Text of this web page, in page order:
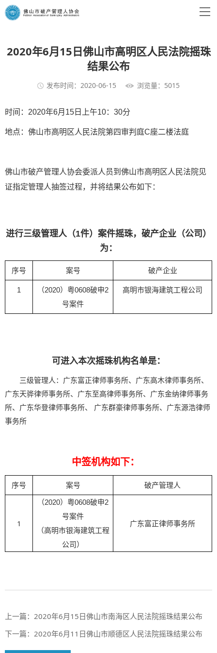
2020年6月15日佛山市高明区人民法院摇珠
结果公布
发布时间：2020-06-15 浏览量：5015
时间：2020年6月15日上午10：30分
地点：佛山市高明区人民法院第四审判庭C座二楼法庭
佛山市破产管理人协会委派人员到佛山市高明区人民法院见
证指定管理人抽签过程，并将结果公布如下：
进行三级管理人（1件） 案件摇珠，破产企业（公司）
为：
序号 案号 破产企业
1
（2020）粤0608破申2
号案件
高明市银海建筑工程公司
可进入本次摇珠机构名单是：
三级管理人：广东富正律师事务所、广东高木律师事务所、
广东天骅律师事务所、广东至高律师事务所、广东金纳律师事务
所、广东华登律师事务所、 广东群豪律师事务所、广东源浩律师
事务所
中签机构如下：
序号 案号 破产管理人
1
（2020）粤0608破申2
号案件
（高明市银海建筑工程
公司）
广东富正律师事务所
上一篇： 2020年6月15日佛山市南海区人民法院摇珠结果公布
下一篇： 2020年6月11日佛山市顺德区人民法院摇珠结果公布